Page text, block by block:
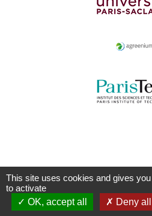
This site uses cookies and gives
to activate
OK, accept all
Deny